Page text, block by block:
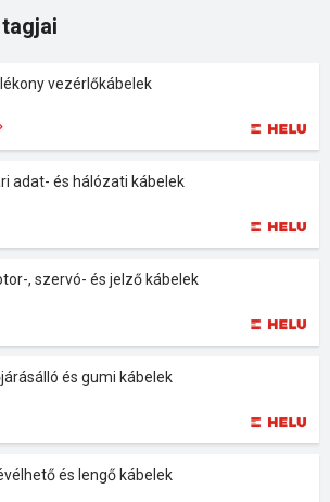
vezérlőkábelek
adat- és hálózati kábelek
, szervó- és jelző kábelek
és gumi kábelek
és lengő kábelek